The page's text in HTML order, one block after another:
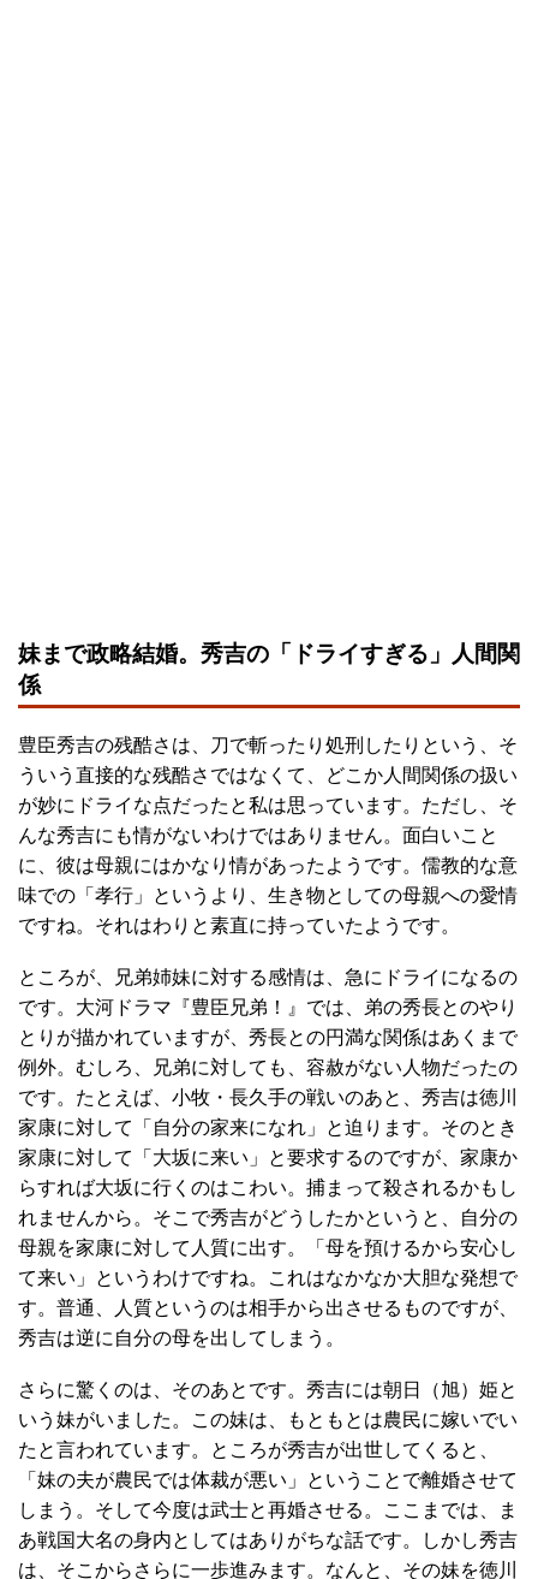
妹まで政略結婚。秀吉の「ドライすぎる」人間関
係
豊臣秀吉の残酷さは、刀で斬ったり処刑したりという、そ
ういう直接的な残酷さではなくて、どこか人間関係の扱い
が妙にドライな点だったと私は思っています。ただし、そ
んな秀吉にも情がないわけではありません。面白いこと
に、彼は母親にはかなり情があったようです。儒教的な意
味での「孝行」というより、生き物としての母親への愛情
ですね。それはわりと素直に持っていたようです。
ところが、兄弟姉妹に対する感情は、急にドライになるの
です。大河ドラマ『豊臣兄弟！』では、弟の秀長とのやり
とりが描かれていますが、秀長との円満な関係はあくまで
例外。むしろ、兄弟に対しても、容赦がない人物だったの
です。たとえば、小牧・長久手の戦いのあと、秀吉は徳川
家康に対して「自分の家来になれ」と迫ります。そのとき
家康に対して「大坂に来い」と要求するのですが、家康か
らすれば大坂に行くのはこわい。捕まって殺されるかもし
れませんから。そこで秀吉がどうしたかというと、自分の
母親を家康に対して人質に出す。「母を預けるから安心し
て来い」というわけですね。これはなかなか大胆な発想で
す。普通、人質というのは相手から出させるものですが、
秀吉は逆に自分の母を出してしまう。
さらに驚くのは、そのあとです。秀吉には朝日（旭）姫と
いう妹がいました。この妹は、もともとは農民に嫁いでい
たと言われています。ところが秀吉が出世してくると、
「妹の夫が農民では体裁が悪い」ということで離婚させて
しまう。そして今度は武士と再婚させる。ここまでは、ま
あ戦国大名の身内としてはありがちな話です。しかし秀吉
は、そこからさらに一歩進みます。なんと、その妹を徳川